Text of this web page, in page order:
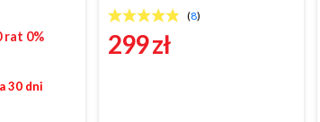
rat 0%
30 dni
(8)
299 zł